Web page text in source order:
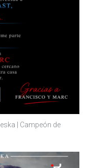
| Campeón de